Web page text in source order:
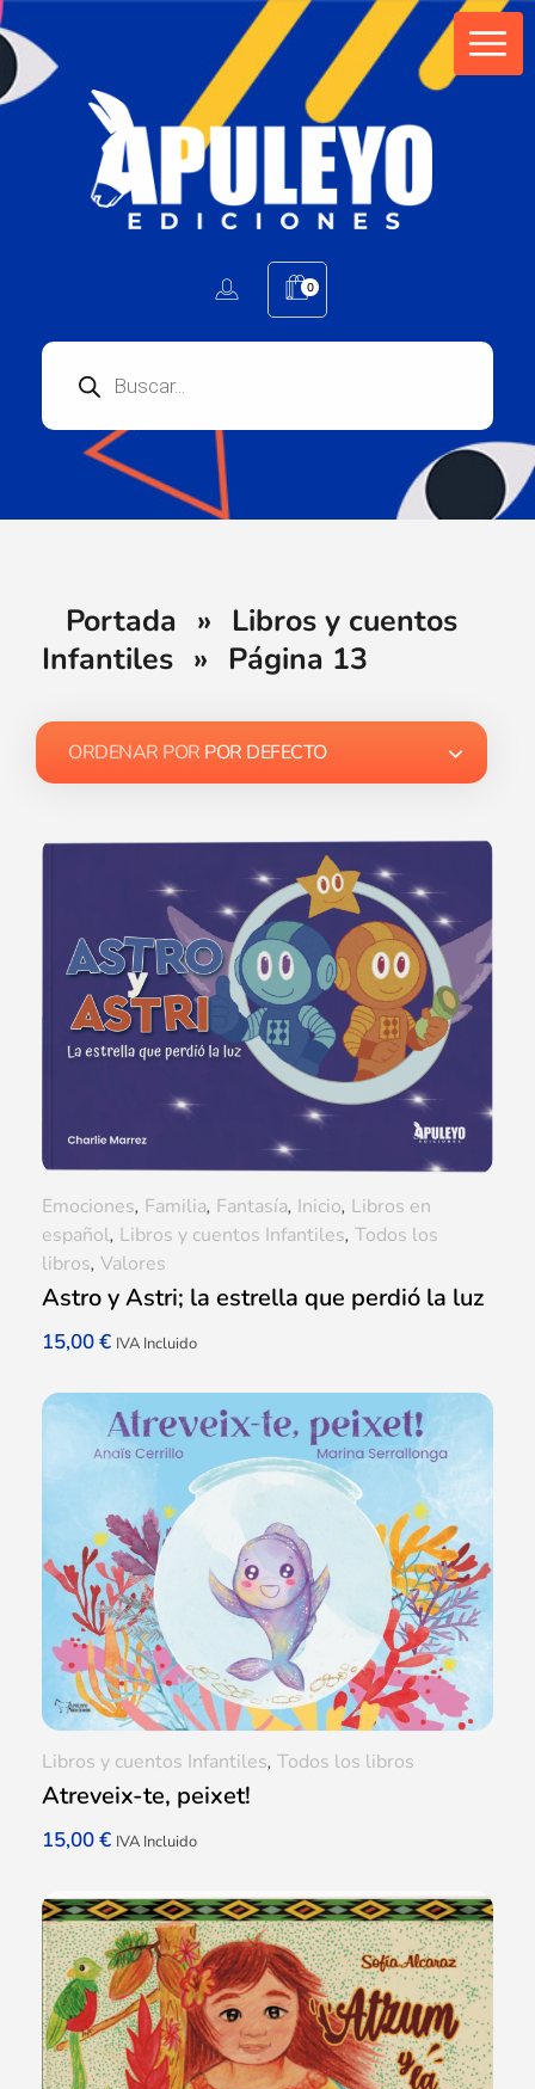
0
Portada » Libros y cuentos
Infantiles » Página 13
ORDENAR POR POR DEFECTO
Astro y Astri; la estrella que perdió la luz
15,00€ IVA Incluido
Emociones, Familia, Fantasía, Inicio, Libros en
español, Libros y cuentos Infantiles, Todos los
libros, Valores
Atreveix-te, peixet!
15,00€ IVA Incluido
Libros y cuentos Infantiles, Todos los libros